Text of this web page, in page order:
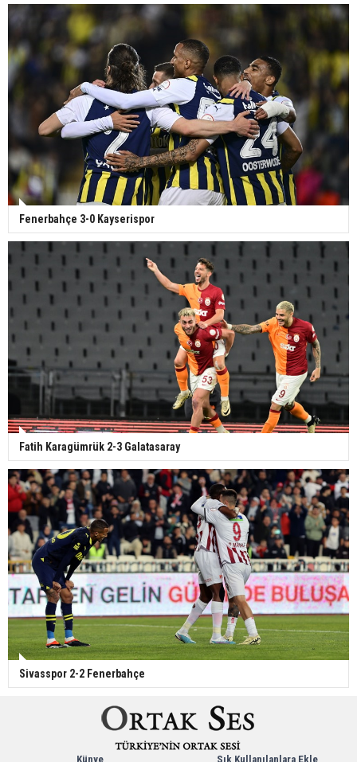
Fenerbahçe 3-0 Kayserispor
Fatih Karagümrük 2-3 Galatasaray
Sivasspor 2-2 Fenerbahçe
Künye Sık Kullanılanlara Ekle